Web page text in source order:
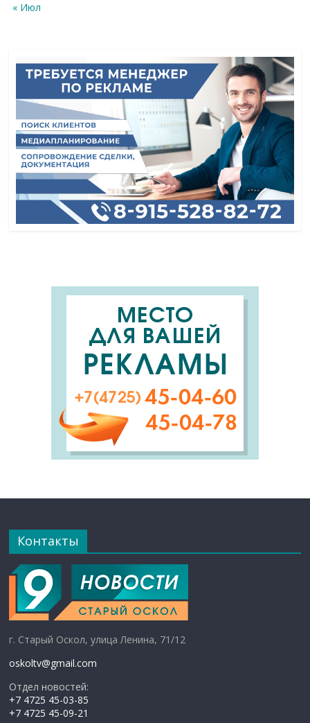
« Июл
Контакты
г. Старый Оскол, улица Ленина, 71/12
oskoltv@gmail.com
Отдел новостей:
+7 4725 45-03-85
+7 4725 45-09-21